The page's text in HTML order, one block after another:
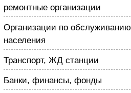
ремонтные организации
Организации по обслуживанию
населения
Транспорт, ЖД станции
Банки, финансы, фонды